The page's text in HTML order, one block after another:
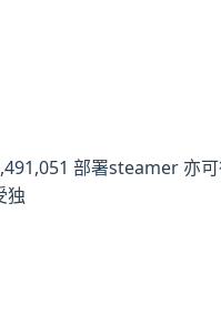
部署steamer 亦
独